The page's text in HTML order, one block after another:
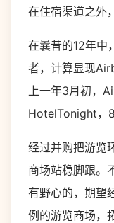
在住宿渠道之外
在曩昔的12年中
者，计算显现
上一年3月初，
HotelTonight，
经过并购把游览
商场站稳脚跟。
有野心的，期望
例的游览商场，